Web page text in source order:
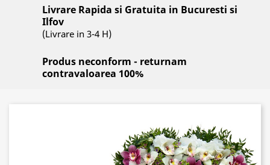
Livrare Rapida si Gratuita in Bucuresti si
Ilfov
(Livrare in 3-4 H)
Produs neconform - returnam
contravaloarea 100%